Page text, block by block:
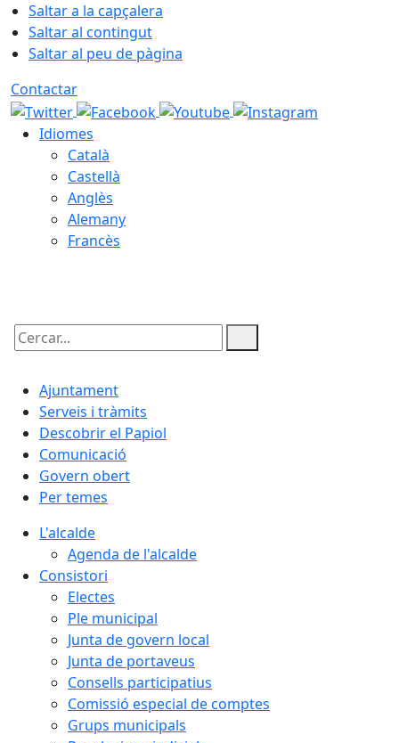
Saltar a la capçalera
Saltar al contingut
Saltar al peu de pàgina
Contactar
Idiomes
Català
Castellà
Anglès
Alemany
Francès
Cercar:
Ajuntament
Serveis i tràmits
Descobrir el Papiol
Comunicació
Govern obert
Per temes
L'alcalde
Agenda de l'alcalde
Consistori
Electes
Ple municipal
Junta de govern local
Junta de portaveus
Consells participatius
Comissió especial de comptes
Grups municipals